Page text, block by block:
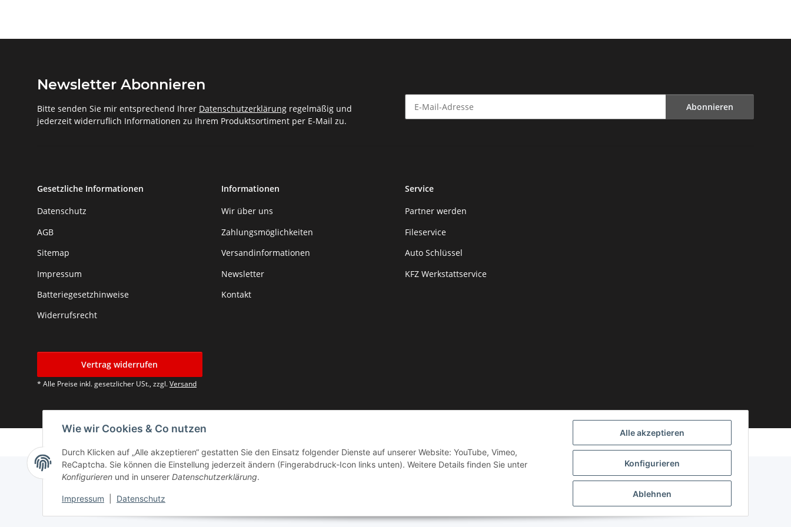
Alle akzeptieren
Konfigurieren
Ablehnen
Wie wir Cookies & Co nutzen
Durch Klicken auf „Alle akzeptieren“ gestatten Sie den Einsatz folgender Dienste auf unserer Website: YouTube, Vimeo,
ReCaptcha. Sie können die Einstellung jederzeit ändern (Fingerabdruck-Icon links unten). Weitere Details finden Sie unter
Konfigurieren und in unserer Datenschutzerklärung.
Impressum Datenschutz
Newsletter Abonnieren
Bitte senden Sie mir entsprechend Ihrer Datenschutzerklärung regelmäßig und
jederzeit widerruflich Informationen zu Ihrem Produktsortiment per E-Mail zu.
Abonnieren
Gesetzliche Informationen
Datenschutz
AGB
Sitemap
Impressum
Batteriegesetzhinweise
Widerrufsrecht
Informationen
Wir über uns
Zahlungsmöglichkeiten
Versandinformationen
Newsletter
Kontakt
Service
Partner werden
Fileservice
Auto Schlüssel
KFZ Werkstattservice
Vertrag widerrufen
* Alle Preise inkl. gesetzlicher USt., zzgl.Versand
© by Moto Technik UG Powered byJTL-Shop